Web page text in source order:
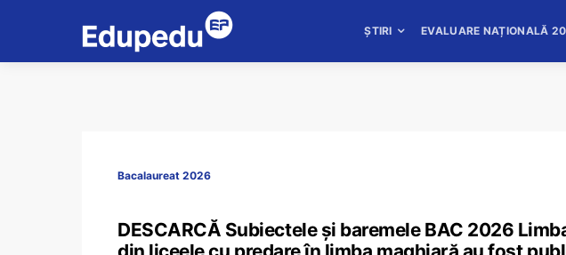
ȘTIRI EVALUARE NAȚIONALĂ
Bacalaureat 2026
DESCARCĂ Subiectele și baremele BAC 2026